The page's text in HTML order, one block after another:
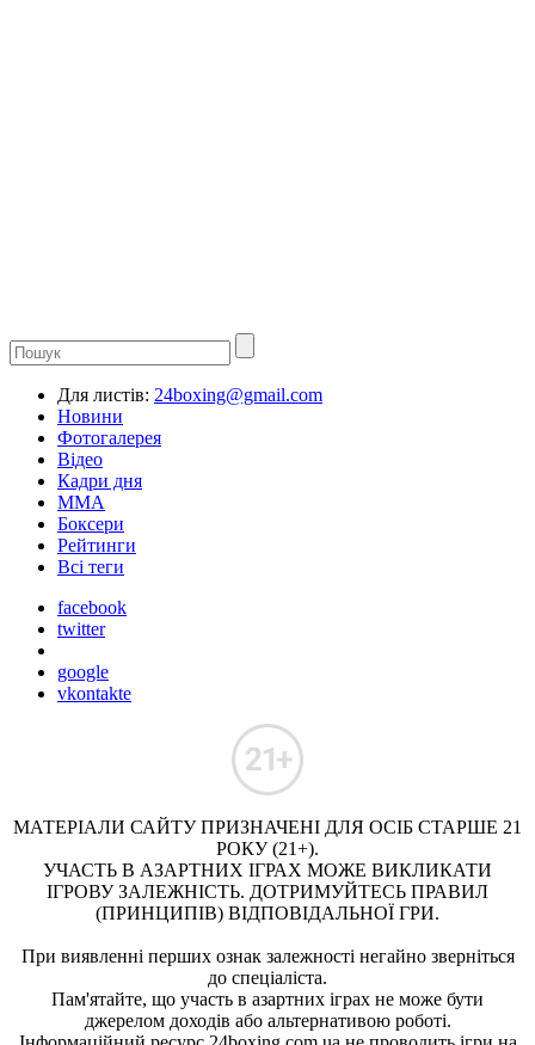
Для листів: 24boxing@gmail.com
Новини
Фотогалерея
Відео
Кадри дня
ММА
Боксери
Рейтинги
Всі теги
facebook
twitter
google
vkontakte
МАТЕРІАЛИ САЙТУ ПРИЗНАЧЕНІ ДЛЯ ОСІБ СТАРШЕ 21
РОКУ (21+).
УЧАСТЬ В АЗАРТНИХ ІГРАХ МОЖЕ ВИКЛИКАТИ
ІГРОВУ ЗАЛЕЖНІСТЬ. ДОТРИМУЙТЕСЬ ПРАВИЛ
(ПРИНЦИПІВ) ВІДПОВІДАЛЬНОЇ ГРИ.
При виявленні перших ознак залежності негайно зверніться
до спеціаліста.
Пам'ятайте, що участь в азартних іграх не може бути
джерелом доходів або альтернативою роботі.